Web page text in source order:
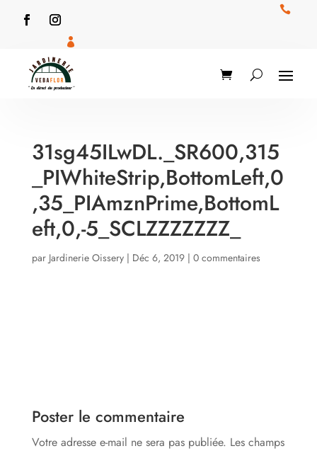


31sg45ILwDL._SR600,315
_PIWhiteStrip,BottomLeft,0
,35_PIAmznPrime,BottomL
eft,0,-5_SCLZZZZZZZ_
par Jardinerie Oissery| Déc 6, 2019| 0 commentaires
Poster le commentaire
Votre adresse e-mail ne sera pas publiée. Les champs